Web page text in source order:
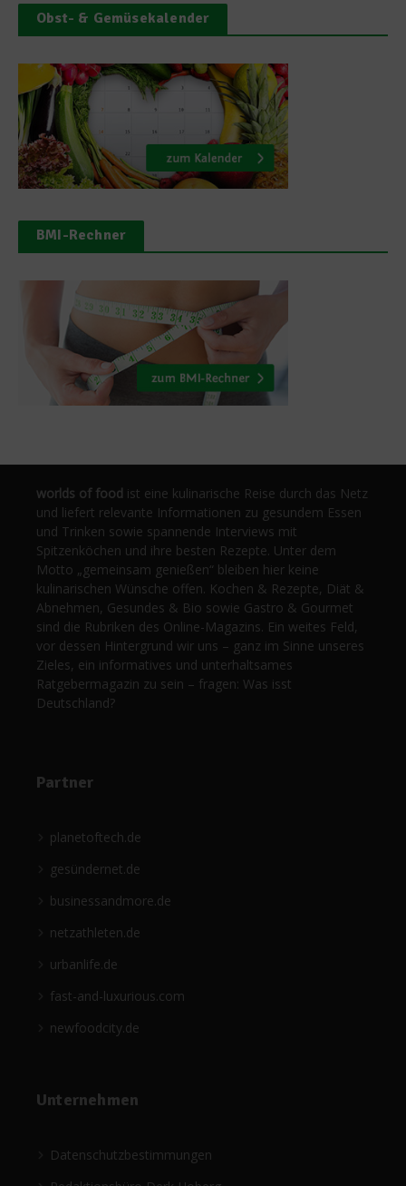
Obst- & Gemüsekalender
BMI-Rechner
worlds of food ist eine kulinarische Reise durch das Netz
und liefert relevante Informationen zu gesundem Essen
und Trinken sowie spannende Interviews mit
Spitzenköchen und ihre besten Rezepte. Unter dem
Motto „gemeinsam genießen“ bleiben hier keine
kulinarischen Wünsche offen. Kochen & Rezepte, Diät &
Abnehmen, Gesundes & Bio sowie Gastro & Gourmet
sind die Rubriken des Online-Magazins. Ein weites Feld,
vor dessen Hintergrund wir uns – ganz im Sinne unseres
Zieles, ein informatives und unterhaltsames
Ratgebermagazin zu sein – fragen: Was isst
Deutschland?
Partner
planetoftech.de
gesündernet.de
businessandmore.de
netzathleten.de
urbanlife.de
fast-and-luxurious.com
newfoodcity.de
Unternehmen
Datenschutzbestimmungen